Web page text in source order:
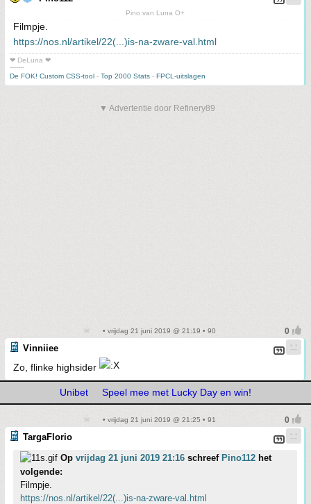
Pino van Luna O+
Filmpje.
https://nos.nl/artikel/22(...)is-na-zware-val.html
❤ DeLuna ❤
-------
De FOK! Custom CSS-tool - Top 2000 Stats - FPCL-uitslagen
▼ Advertentie door Refinery89
• vrijdag 21 juni 2019 @ 21:19 • 90
Vinniiee
Zo, flinke highsider
Unibet Speel mee met Lucky Day en win!
• vrijdag 21 juni 2019 @ 21:25 • 91
TargaFlorio
Op vrijdag 21 juni 2019 21:16 schreef Pino112 het
volgende:
Filmpje.
https://nos.nl/artikel/22(...)is-na-zware-val.html